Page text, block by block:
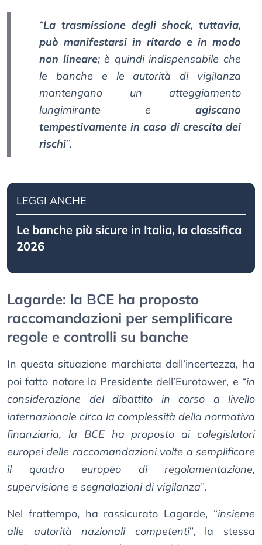
“La trasmissione degli shock, tuttavia,
può manifestarsi in ritardo e in modo
non lineare; è quindi indispensabile che
le banche e le autorità di vigilanza
mantengano un atteggiamento
lungimirante e agiscano
tempestivamente in caso di crescita dei
rischi”.
LEGGI ANCHE
Le banche più sicure in Italia, la classifica
2026
Lagarde: la BCE ha proposto
raccomandazioni per semplificare
regole e controlli su banche
In questa situazione marchiata dall’incertezza, ha
poi fatto notare la Presidente dell’Eurotower, e “in
considerazione del dibattito in corso a livello
internazionale circa la complessità della normativa
finanziaria, la BCE ha proposto ai colegislatori
europei delle raccomandazioni volte a semplificare
il quadro europeo di regolamentazione,
supervisione e segnalazioni di vigilanza”.
Nel frattempo, ha rassicurato Lagarde, “insieme
alle autorità nazionali competenti”, la stessa